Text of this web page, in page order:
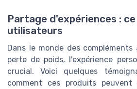
Partage d'expériences :
utilisateurs
Dans le monde des compléments
perte de poids, l'expérience
crucial. Voici quelques
comment ces produits